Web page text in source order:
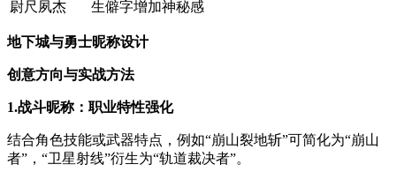
尉尺夙杰 生僻字增加神秘感
地下城与勇士昵称设计
创意方向与实战方法
1.战斗昵称：职业特性强化
结合角色技能或武器特点，例如“崩山裂地斩”可简化为“崩山
者”，“卫星射线”衍生为“轨道裁决者”。